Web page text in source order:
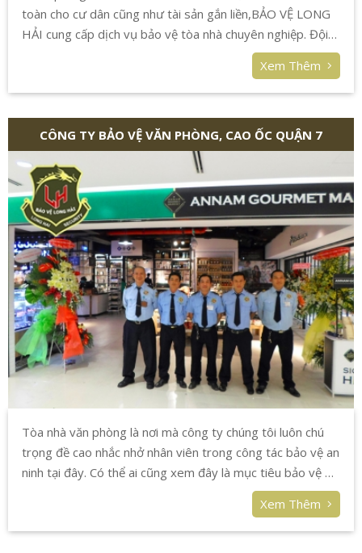
toàn cho cư dân cũng như tài sản gắn liền,BẢO VỆ LONG
HẢI cung cấp dịch vụ bảo vệ tòa nhà chuyên nghiệp. Đội
ngũ nhân viên bảo vệ được nghiệp vụ bài bản, cam kết
đáp ứng tất cả yêu cầu của quý khách hàng.
Xem Thêm
CÔNG TY BẢO VỆ VĂN PHÒNG, CAO ỐC QUẬN 7
Tòa nhà văn phòng là nơi mà công ty chúng tôi luôn chú
trọng đề cao nhắc nhở nhân viên trong công tác bảo vệ an
ninh tại đây. Có thể ai cũng xem đây là mục tiêu bảo vệ dễ
dàng nhưng trong bất cứ thời điểm nào chúng tôi vẫn luôn
Xem Thêm